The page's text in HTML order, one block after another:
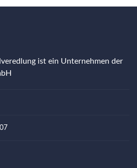
ist ein Unternehmen der